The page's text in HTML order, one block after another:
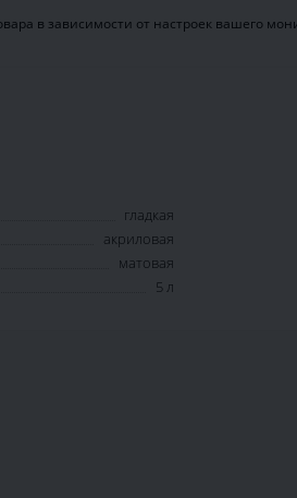
в зависимости от настроек вашего
гладкая
акриловая
матовая
5 л